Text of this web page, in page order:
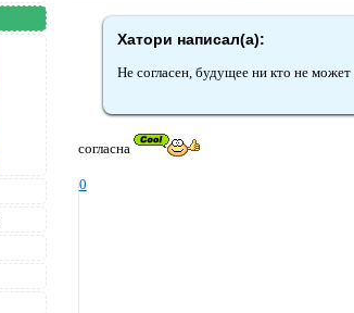
Хатори написал(а):
Не согласен, будущее ни кто не
согласна
0